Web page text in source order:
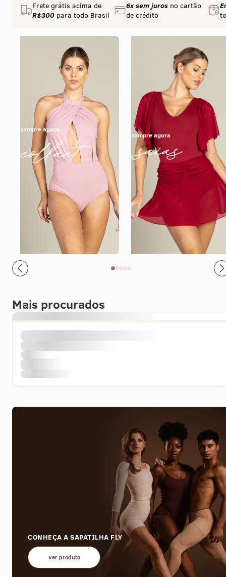
Frete grátis acima de
R$300 para todo Brasil
6x sem juros no cartão
de crédito
compre agora
compre agora
Mais procurados
CONHEÇA A SAPATILHA FLY
Ver produto